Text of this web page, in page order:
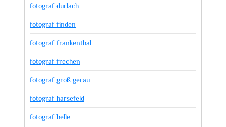
fotograf durlach
fotograf finden
fotograf frankenthal
fotograf frechen
fotograf groß gerau
fotograf harsefeld
fotograf helle